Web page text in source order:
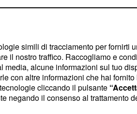
quindi niente di ufficiale.
ultime notizie che arrivano
dispositivo che avrà
nella parte posteriore ma non
simili di tracciamento per fornirti
il nostro traffico. Raccogliamo e
media, alcune informazioni sul tuo
con altre informazioni che hai
cliccando il pulsante
negando il consenso al trattamento